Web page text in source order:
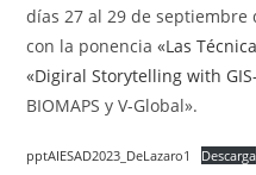
días 27 al 29 de septiembre
con la ponencia«Las
«Digiral Storytelling with
BIOMAPS y V-Global».
pptAIESAD2023_DeLazaro1 Descarga